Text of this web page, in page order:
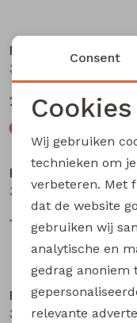
Persival
27,99
Persival
17,99
Persival
Noodzakelijke
Analytische
Marketing
Consent
Cookies
Wij gebruiken
technieken om
verbeteren. Met
dat de website
gebruiken wij
analytische en
gedrag anoniem
relevante